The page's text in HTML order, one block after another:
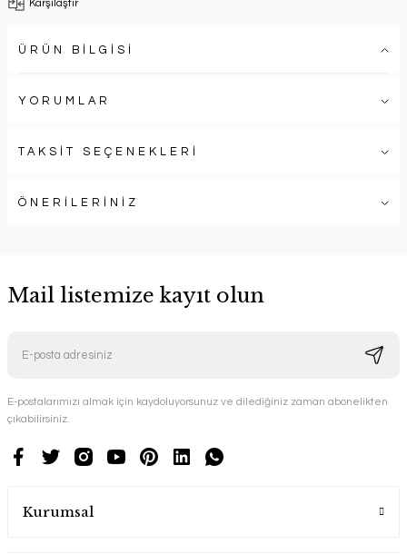
Karşılaştır
ÜRÜN BİLGİSİ
YORUMLAR
TAKSİT SEÇENEKLERİ
ÖNERİLERİNİZ
Mail listemize kayıt olun
E-postalarımızı almak için kaydoluyorsunuz ve dilediğiniz zaman abonelikten
çıkabilirsiniz.
Kurumsal